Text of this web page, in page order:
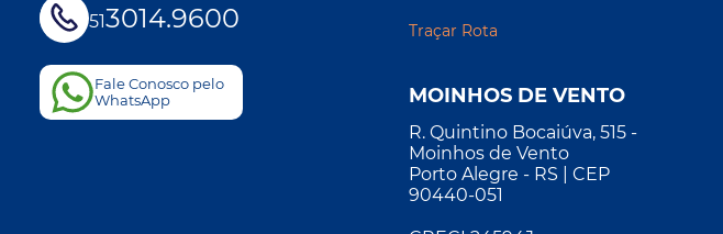
513014.9600
Fale Conosco pelo
WhatsApp
Traçar Rota
MOINHOS DE VENTO
R. Quintino Bocaiúva, 515 -
Moinhos de Vento
Porto Alegre - RS | CEP
90440-051